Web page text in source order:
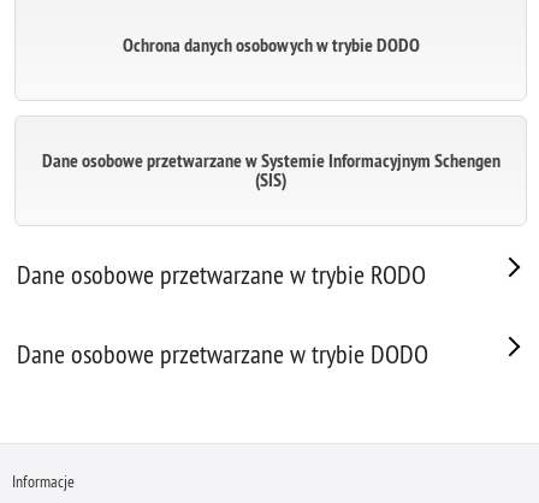
Ochrona danych osobowych w trybie DODO
Dane osobowe przetwarzane w Systemie Informacyjnym Schengen
(SIS)
Dane osobowe przetwarzane w trybie RODO
Dane osobowe przetwarzane w trybie DODO
Informacje